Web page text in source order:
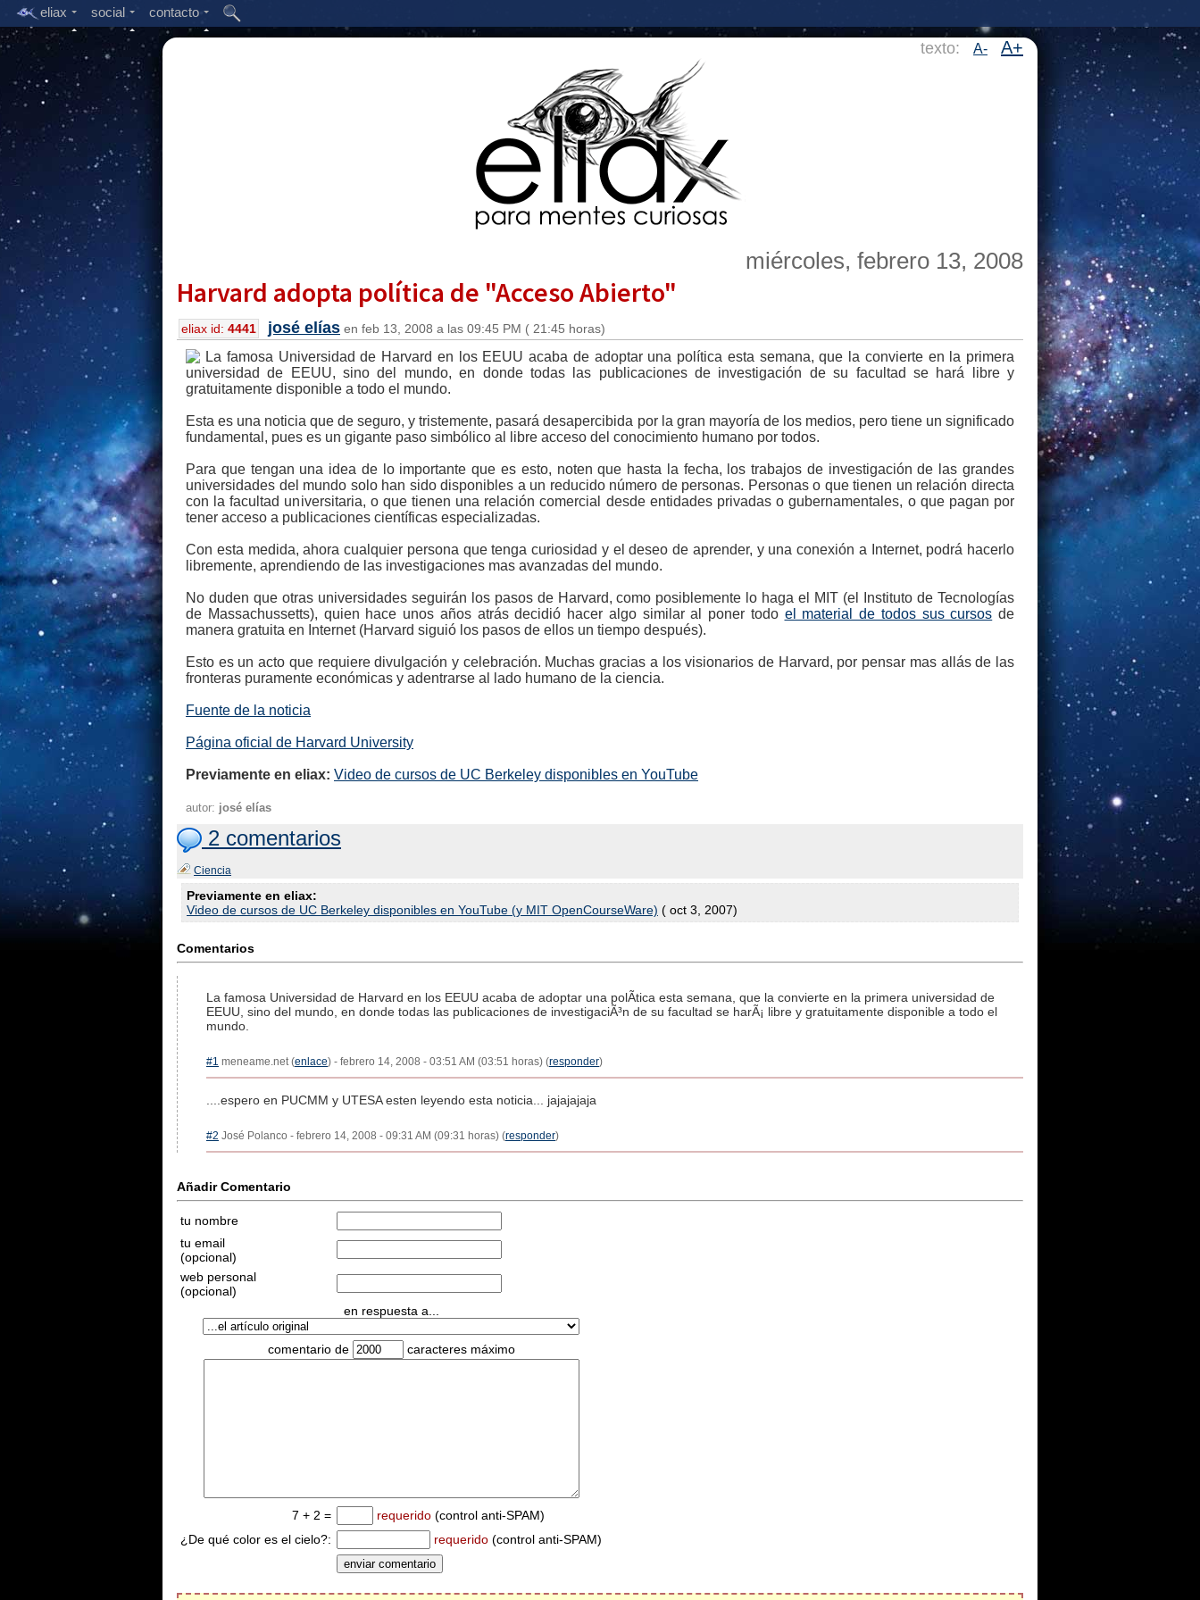
eliax social contacto
texto: A- A+
miércoles, febrero 13, 2008
Harvard adopta política de "Acceso Abierto"
eliax id: 4441 josé elías en feb 13, 2008 a las 09:45 PM ( 21:45 horas)
La famosa Universidad de Harvard en los EEUU acaba de adoptar una política esta semana, que la convierte en la primera
universidad de EEUU, sino del mundo, en donde todas las publicaciones de investigación de su facultad se hará libre y
gratuitamente disponible a todo el mundo.
Esta es una noticia que de seguro, y tristemente, pasará desapercibida por la gran mayoría de los medios, pero tiene un significado
fundamental, pues es un gigante paso simbólico al libre acceso del conocimiento humano por todos.
Para que tengan una idea de lo importante que es esto, noten que hasta la fecha, los trabajos de investigación de las grandes
universidades del mundo solo han sido disponibles a un reducido número de personas. Personas o que tienen un relación directa
con la facultad universitaria, o que tienen una relación comercial desde entidades privadas o gubernamentales, o que pagan por
tener acceso a publicaciones científicas especializadas.
Con esta medida, ahora cualquier persona que tenga curiosidad y el deseo de aprender, y una conexión a Internet, podrá hacerlo
libremente, aprendiendo de las investigaciones mas avanzadas del mundo.
No duden que otras universidades seguirán los pasos de Harvard, como posiblemente lo haga el MIT (el Instituto de Tecnologías
de Massachussetts), quien hace unos años atrás decidió hacer algo similar al poner todo el material de todos sus cursos de
manera gratuita en Internet (Harvard siguió los pasos de ellos un tiempo después).
Esto es un acto que requiere divulgación y celebración. Muchas gracias a los visionarios de Harvard, por pensar mas allás de las
fronteras puramente económicas y adentrarse al lado humano de la ciencia.
Fuente de la noticia
Página oficial de Harvard University
Previamente en eliax: Video de cursos de UC Berkeley disponibles en YouTube
autor: josé elías
2 comentarios
Ciencia
Previamente en eliax:
Video de cursos de UC Berkeley disponibles en YouTube (y MIT OpenCourseWare) ( oct 3, 2007)
Comentarios
La famosa Universidad de Harvard en los EEUU acaba de adoptar una polÃ­tica esta semana, que la convierte en la primera universidad de
EEUU, sino del mundo, en donde todas las publicaciones de investigaciÃ³n de su facultad se harÃ¡ libre y gratuitamente disponible a todo el
mundo.
#1 meneame.net (enlace) - febrero 14, 2008 - 03:51 AM (03:51 horas) (responder)
....espero en PUCMM y UTESA esten leyendo esta noticia... jajajajaja
#2 José Polanco - febrero 14, 2008 - 09:31 AM (09:31 horas) (responder)
Añadir Comentario
tu nombre
tu email
(opcional)
web personal
(opcional)
en respuesta a...
comentario de caracteres máximo
7 + 2 = requerido (control anti-SPAM)
¿De qué color es el cielo?:
requerido (control anti-SPAM)